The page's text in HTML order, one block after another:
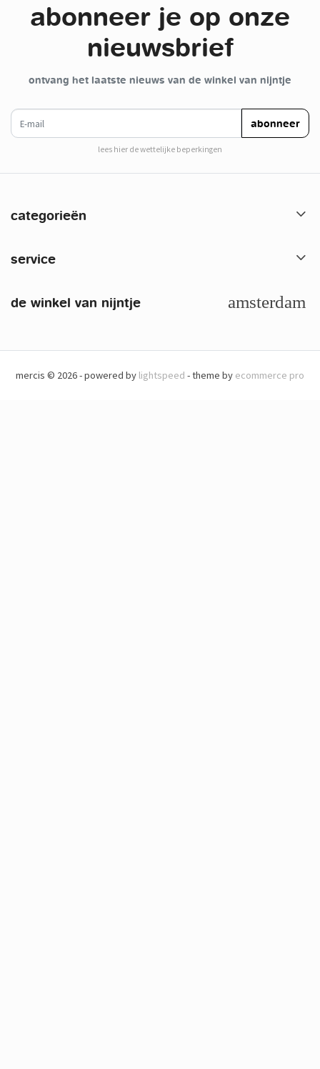
abonneer je op onze
nieuwsbrief
ontvang het laatste nieuws van de winkel van nijntje
e-mail
abonneer
lees hier de wettelijke beperkingen
categorieën
service
de winkel van nijntje
mercis © 2026 - powered by lightspeed - theme by ecommerce pro